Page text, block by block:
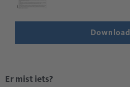
Download
Er mist iets?